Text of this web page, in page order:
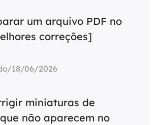
um arquivo PDF no
correções]
18/06/2026
miniaturas de
não aparecem no